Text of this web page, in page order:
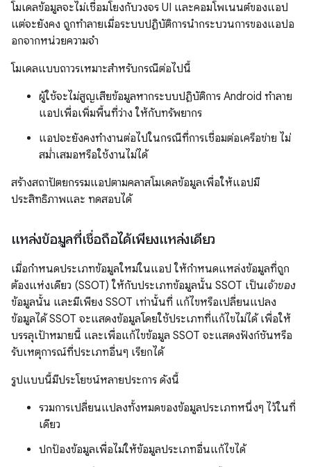
โมเดลข้อมูลจะไม่เชื่อมโยงกับวงจร UI และคอมโพเนนต์ของแอป
แต่จะยังคง ถูกทำลายเมื่อระบบปฏิบัติการนำกระบวนการของแอปอ
อกจากหน่วยความจำ
โมเดลแบบถาวรเหมาะสำหรับกรณีต่อไปนี้
ผู้ใช้จะไม่สูญเสียข้อมูลหากระบบปฏิบัติการ Android ทำลาย
แอปเพื่อเพิ่มพื้นที่ว่าง ให้กับทรัพยากร
แอปจะยังคงทำงานต่อไปในกรณีที่การเชื่อมต่อเครือข่าย ไม่
สม่ำเสมอหรือใช้งานไม่ได้
สร้างสถาปัตยกรรมแอปตามคลาสโมเดลข้อมูลเพื่อให้แอปมี
ประสิทธิภาพและ ทดสอบได้
แหล่งข้อมูลที่เชื่อถือได้เพียงแหล่งเดียว
เมื่อกำหนดประเภทข้อมูลใหม่ในแอป ให้กำหนดแหล่งข้อมูลที่ถูก
ต้องแห่งเดียว (SSOT) ให้กับประเภทข้อมูลนั้น SSOT เป็นเจ้าของ
ข้อมูลนั้น และมีเพียง SSOT เท่านั้นที่ แก้ไขหรือเปลี่ยนแปลง
ข้อมูลได้ SSOT จะแสดงข้อมูลโดยใช้ประเภทที่แก้ไขไม่ได้ เพื่อให้
บรรลุเป้าหมายนี้ และเพื่อแก้ไขข้อมูล SSOT จะแสดงฟังก์ชันหรือ
รับเหตุการณ์ที่ประเภทอื่นๆ เรียกได้
รูปแบบนี้มีประโยชน์หลายประการ ดังนี้
รวมการเปลี่ยนแปลงทั้งหมดของข้อมูลประเภทหนึ่งๆ ไว้ในที่
เดียว
ปกป้องข้อมูลเพื่อไม่ให้ข้อมูลประเภทอื่นแก้ไขได้